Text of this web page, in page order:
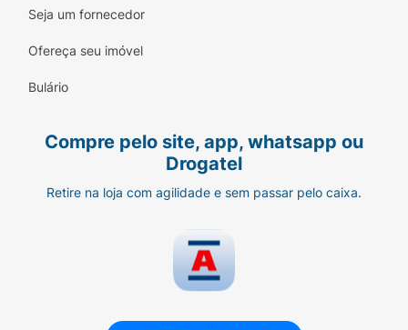
Seja um fornecedor
Ofereça seu imóvel
Bulário
Compre pelo site, app, whatsapp ou
Drogatel
Retire na loja com agilidade e sem passar pelo caixa.